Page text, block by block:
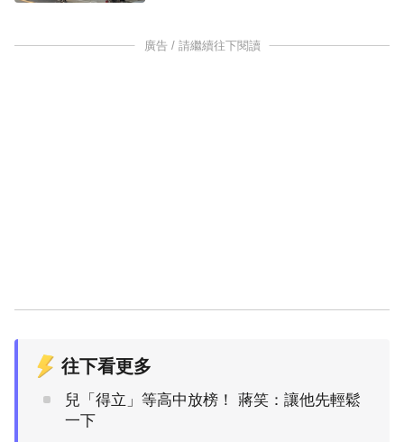
廣告 / 請繼續往下閱讀
往下看更多
兒「得立」等高中放榜！ 蔣笑：讓他先輕鬆
一下